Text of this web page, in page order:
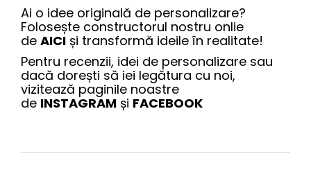
Ai o idee originală de personalizare?
Folosește constructorul nostru onlie
de AICI și transformă ideile în realitate!
Pentru recenzii, idei de personalizare sau
dacă dorești să iei legătura cu noi,
vizitează paginile noastre
de INSTAGRAM și FACEBOOK